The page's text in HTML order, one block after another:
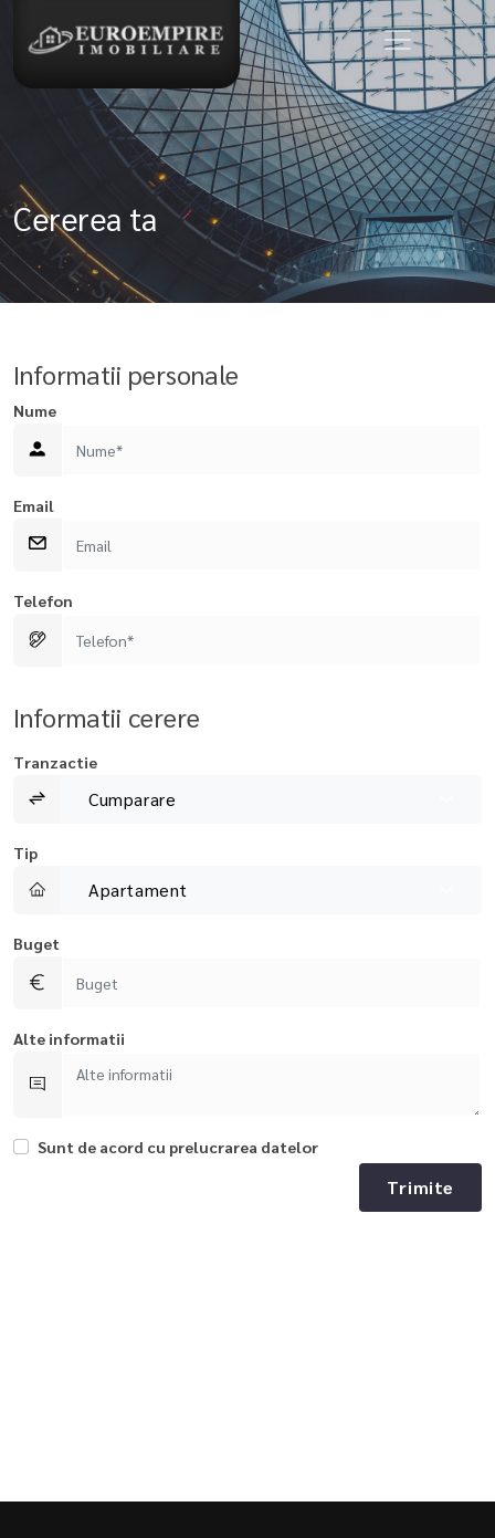
Cererea ta
Informatii personale
Nume
Email
Telefon
Informatii cerere
Tranzactie
Cumparare
Tip
Apartament
Buget
Alte informatii
Sunt de acord cu prelucrarea datelor